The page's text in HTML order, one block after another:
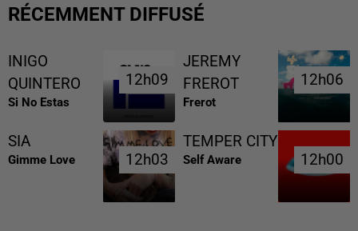
RÉCEMMENT DIFFUSÉ
INIGO
QUINTERO
Si No Estas
12h09
12h09
JEREMY
FREROT
Frerot
12h06
12h06
SIA
Gimme Love 12h03
12h03
TEMPER CITY
Self Aware 12h00
12h00